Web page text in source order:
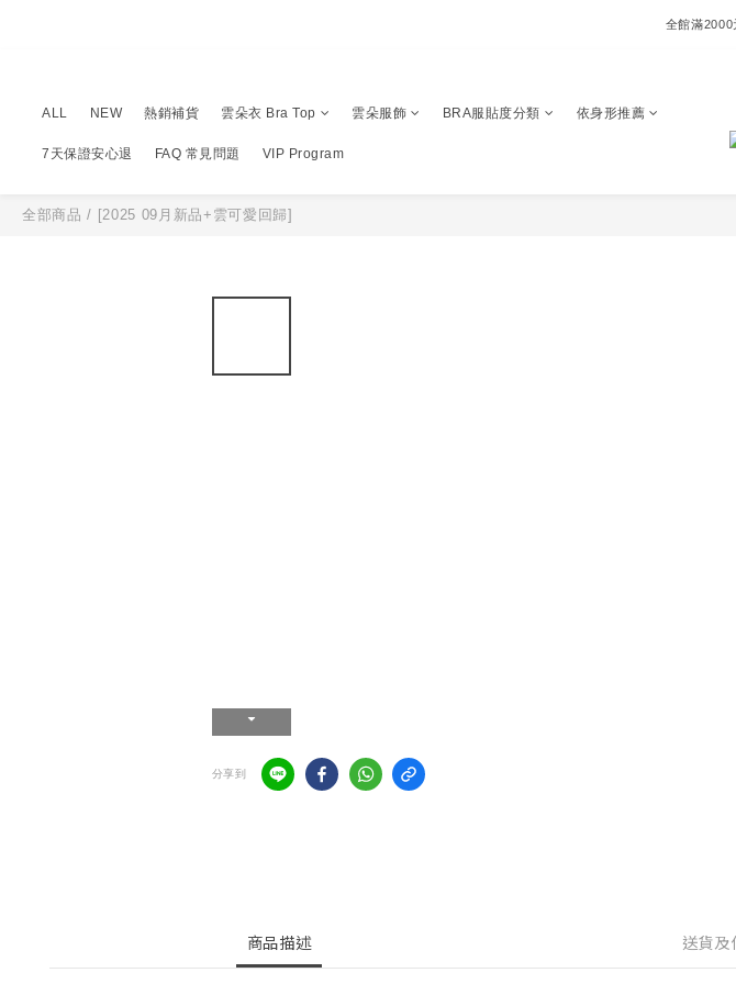
全館滿2000
ALL NEW 熱銷補貨 雲朵衣 Bra Top 雲朵服飾 BRA服貼度分類 依身形推薦
7天保證安心退 FAQ 常見問題 VIP Program
全部商品 / [2025 09月新品+雲可愛回歸]
分享到
商品描述 送貨及